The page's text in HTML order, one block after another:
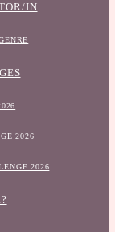
IN
2026
2026